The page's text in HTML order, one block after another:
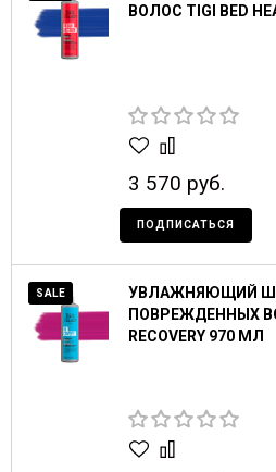
ВОЛОС TIGI BED
3 570 руб.
ПОДПИСАТЬСЯ
SALE
УВЛАЖНЯЮЩИЙ
ПОВРЕЖДЕННЫХ
RECOVERY 970 МЛ